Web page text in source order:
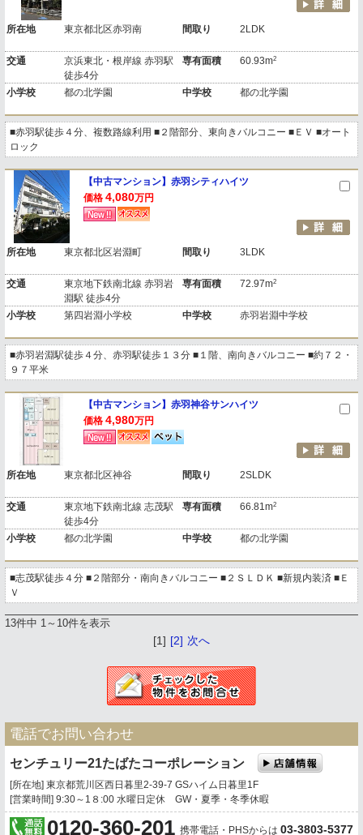
所在地 東京都北区赤羽南 間取り 2LDK
交通
京浜東北・根岸線 赤羽駅
徒歩4分
専有面積 60.93m2
小学校 都の北学園 中学校 都の北学園
■赤羽駅徒歩４分、複数路線利用 ■２階部分、東向きバルコニー ■ＥＶ ■オート
ロック
【中古マンション】赤羽シティハイツ
価格 4,080万円
所在地 東京都北区岩淵町 間取り 3LDK
交通
東京地下鉄南北線 赤羽岩
淵駅 徒歩4分
専有面積 72.97m2
小学校 第四岩淵小学校 中学校 赤羽岩淵中学校
■赤羽岩淵駅徒歩４分、赤羽駅徒歩１３分 ■１階、南向きバルコニー ■約７２・
９７平米
【中古マンション】赤羽神谷サンハイツ
価格 4,980万円
所在地 東京都北区神谷 間取り 2SLDK
交通
東京地下鉄南北線 志茂駅
徒歩4分
専有面積 66.81m2
小学校 都の北学園 中学校 都の北学園
■志茂駅徒歩４分 ■２階部分・南向きバルコニー ■２ＳＬＤＫ ■新規内装済 ■Ｅ
Ｖ
13件中 1～10件を表示
[1] [2] 次へ
電話でお問い合わせ
センチュリー21たばたコーポレーション
[所在地] 東京都荒川区西日暮里2-39-7 GSハイム日暮里1F
[営業時間] 9:30～1８:00 水曜日定休 GW・夏季・冬季休暇
0120-360-201 携帯電話・PHSからは 03-3803-5377